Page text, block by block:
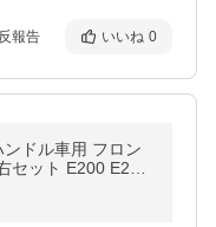
報告 いいね 0
ドル車用 フロン
セット E200 E250
2128201900 出